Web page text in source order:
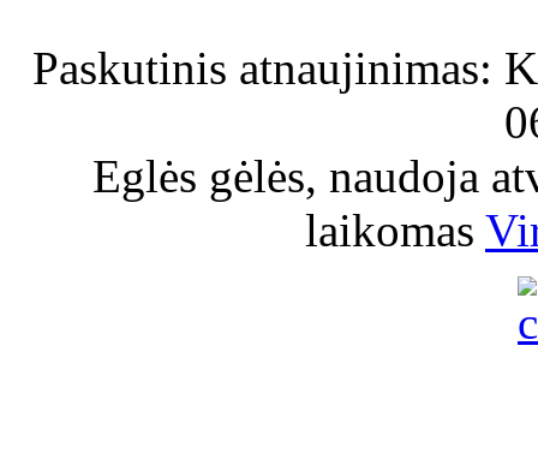
Paskutinis atnaujinimas:
Eglės gėlės, naudoja
laikomas